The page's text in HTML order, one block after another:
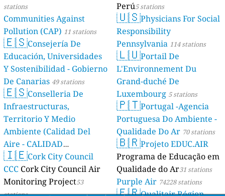
stations
Communities Against
Pollution (CAP) 11 stations
🇪🇸Consejería De
Educación, Universidades
Y Sostenibilidad - Gobierno
De Canarias 49 stations
🇪🇸Conselleria De
Infraestructuras,
Territorio Y Medio
Ambiente (Calidad Del
Aire - CALIDAD
AMBIENTAL) 23 stations
🇮🇪Cork City Council
CCC Cork City Council Air
Monitoring Project53
Perú5 stations
🇺🇸Physicians For Social
Responsibility
Pennsylvania 114 stations
🇱🇺Portail De
L'Environnement Du
Grand-duché De
Luxembourg 5 stations
🇵🇹Portugal -Agencia
Portuguesa Do Ambiente -
Qualidade Do Ar 70 stations
🇧🇷Projeto EDUC.AIR
Programa de Educação em
Qualidade do Ar31 stations
Purple Air 74228 stations
🇫🇷